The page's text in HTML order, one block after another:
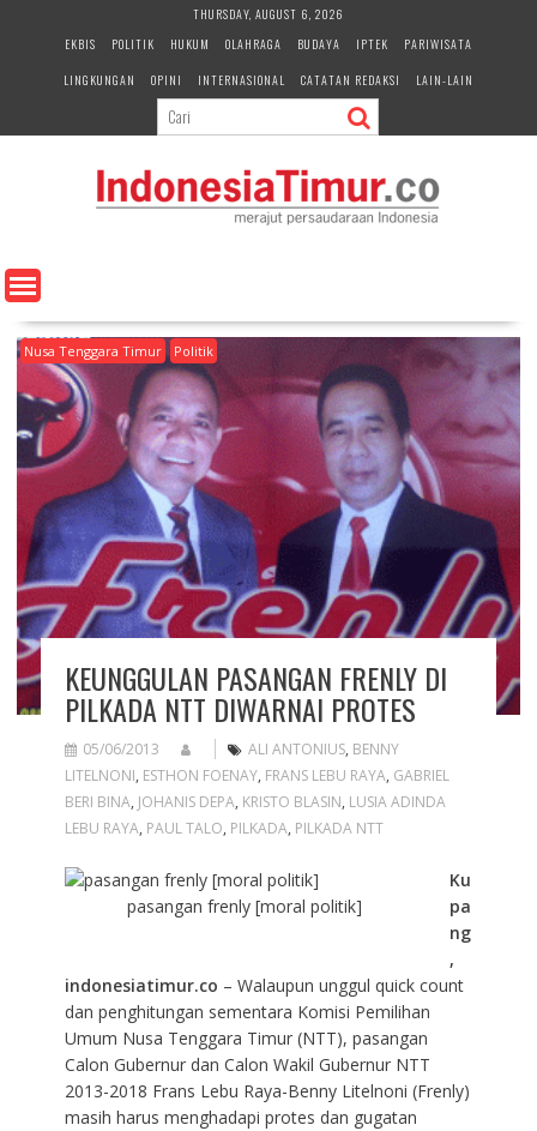
e
n
THURSDAY, AUGUST 6, 2026
EKBIS
POLITIK HUKUM OLAHRAGA BUDAYA IPTEK
PARIWISATA
LINGKUNGAN
OPINI INTERNASIONAL CATATAN REDAKSI LAIN-LAIN
Nusa Tenggara Timur Politik
KEUNGGULAN PASANGAN FRENLY DI
PILKADA NTT DIWARNAI PROTES
05/06/2013 ALI ANTONIUS, BENNY
LITELNONI, ESTHON FOENAY, FRANS LEBU RAYA, GABRIEL
BERI BINA, JOHANIS DEPA, KRISTO BLASIN, LUSIA ADINDA
LEBU RAYA, PAUL TALO, PILKADA, PILKADA NTT
pasangan frenly [moral politik]
Ku
pa
ng
,
indonesiatimur.co – Walaupun unggul quick count
dan penghitungan sementara Komisi Pemilihan
Umum Nusa Tenggara Timur (NTT), pasangan
Calon Gubernur dan Calon Wakil Gubernur NTT
2013-2018 Frans Lebu Raya-Benny Litelnoni (Frenly)
masih harus menghadapi protes dan gugatan